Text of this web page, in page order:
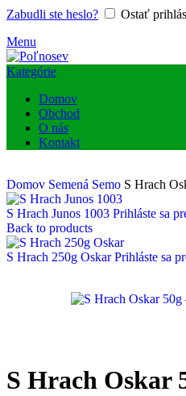
Zabudli ste heslo?
Ostať
Menu
Kategórie
Domov
Obchod
O nás
Kontakt
Domov Semená Semo S Hrach
S Hrach Junos 1003 Prihláste sa
Back to products
S Hrach 250g OskarPrihláste sa
S Hrach Oskar